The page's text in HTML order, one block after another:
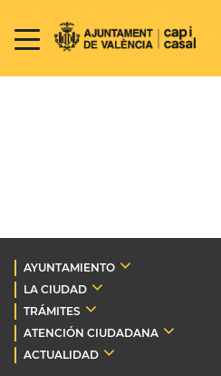
AYUNTAMIENTO
LA CIUDAD
TRÁMITES
ATENCIÓN CIUDADANA
ACTUALIDAD